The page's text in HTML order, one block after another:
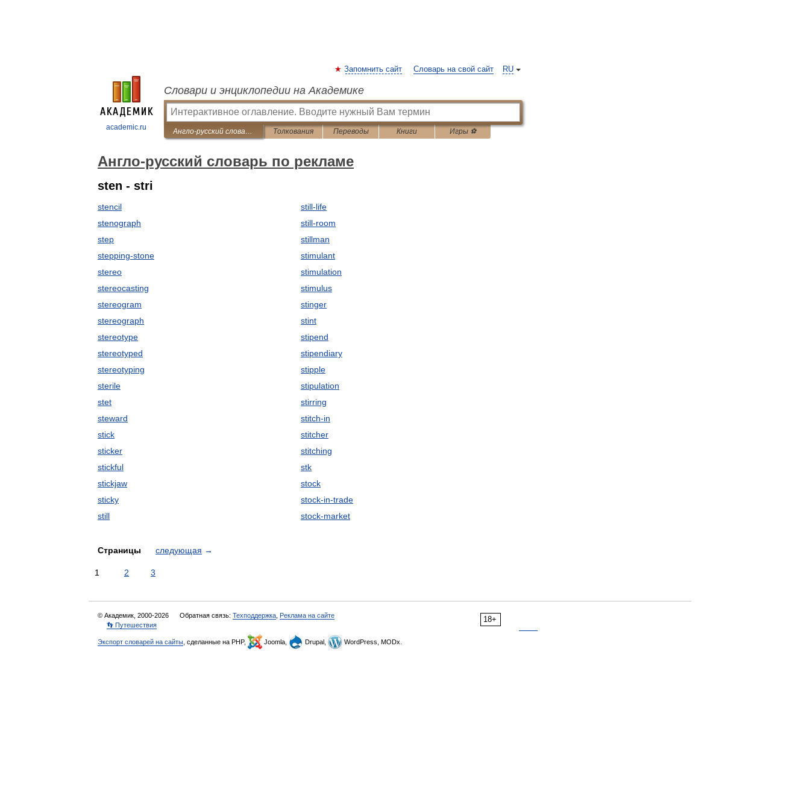
academic.ru
RU
Запомнить сайт Словарь на свой сайт
Словари и энциклопедии на Академике
Англо-русский словарь по рекламе Толкования Переводы Книги Игры ⚽
Англо-русский словарь по рекламе
sten - stri
stencil
stenograph
step
stepping-stone
stereo
stereocasting
stereogram
stereograph
stereotype
stereotyped
stereotyping
sterile
stet
steward
stick
sticker
stickful
stickjaw
sticky
still
still-life
still-room
stillman
stimulant
stimulation
stimulus
stinger
stint
stipend
stipendiary
stipple
stipulation
stirring
stitch-in
stitcher
stitching
stk
stock
stock-in-trade
stock-market
Страницы следующая →
1 2 3
18+
© Академик, 2000-2026 Обратная связь: Техподдержка Реклама на сайте
👣 Путешествия
Экспорт словарей на сайты , сделанные на PHP, Joomla, Drupal, WordPress, MODx.